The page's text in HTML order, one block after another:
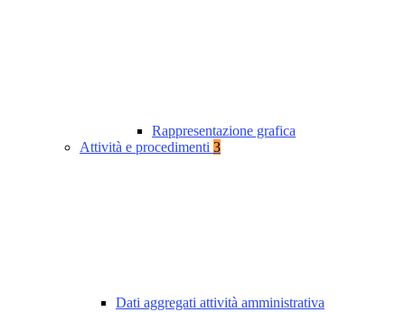
Rappresentazione grafica
Attività e procedimenti 3
Dati aggregati attività amministrativa